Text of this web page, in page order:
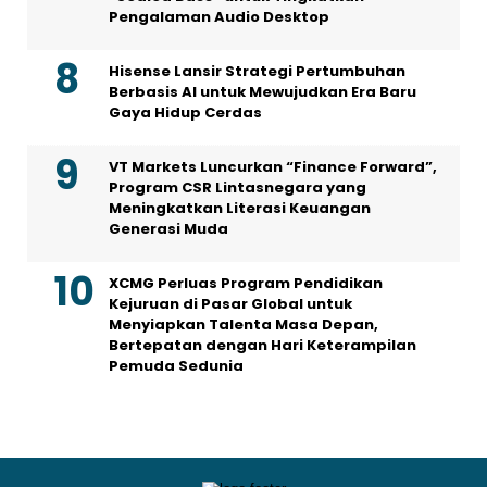
Pengalaman Audio Desktop
Hisense Lansir Strategi Pertumbuhan
Berbasis AI untuk Mewujudkan Era Baru
Gaya Hidup Cerdas
VT Markets Luncurkan “Finance Forward”,
Program CSR Lintasnegara yang
Meningkatkan Literasi Keuangan
Generasi Muda
XCMG Perluas Program Pendidikan
Kejuruan di Pasar Global untuk
Menyiapkan Talenta Masa Depan,
Bertepatan dengan Hari Keterampilan
Pemuda Sedunia